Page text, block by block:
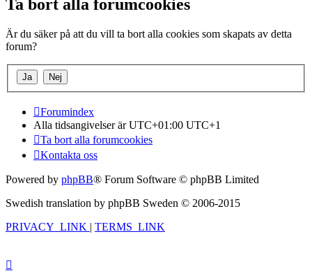
Ta bort alla forumcookies
Är du säker på att du vill ta bort alla cookies som skapats av detta
forum?
Forumindex
Alla tidsangivelser är UTC+01:00 UTC+1
Ta bort alla forumcookies
Kontakta oss
Powered by phpBB® Forum Software © phpBB Limited
Swedish translation by phpBB Sweden © 2006-2015
PRIVACY_LINK | TERMS_LINK